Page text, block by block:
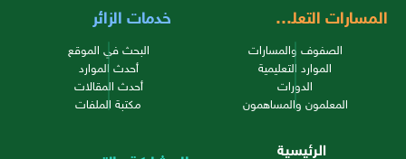
المسارات التعليمية
الصفوف والمسارات
الموارد التعليمية
الدورات
المعلمون والمساهمون
خدمات الزائر
البحث في الموقع
أحدث الموارد
أحدث المقالات
مكتبة الملفات
الرئيسية